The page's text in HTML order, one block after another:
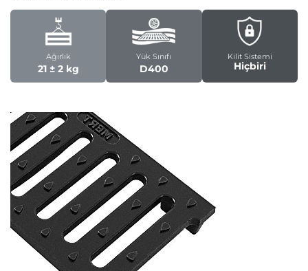
Ağırlık
21 ± 2 kg
Yük Sınıfı
D400
Kilit Sistemi
Hiçbiri